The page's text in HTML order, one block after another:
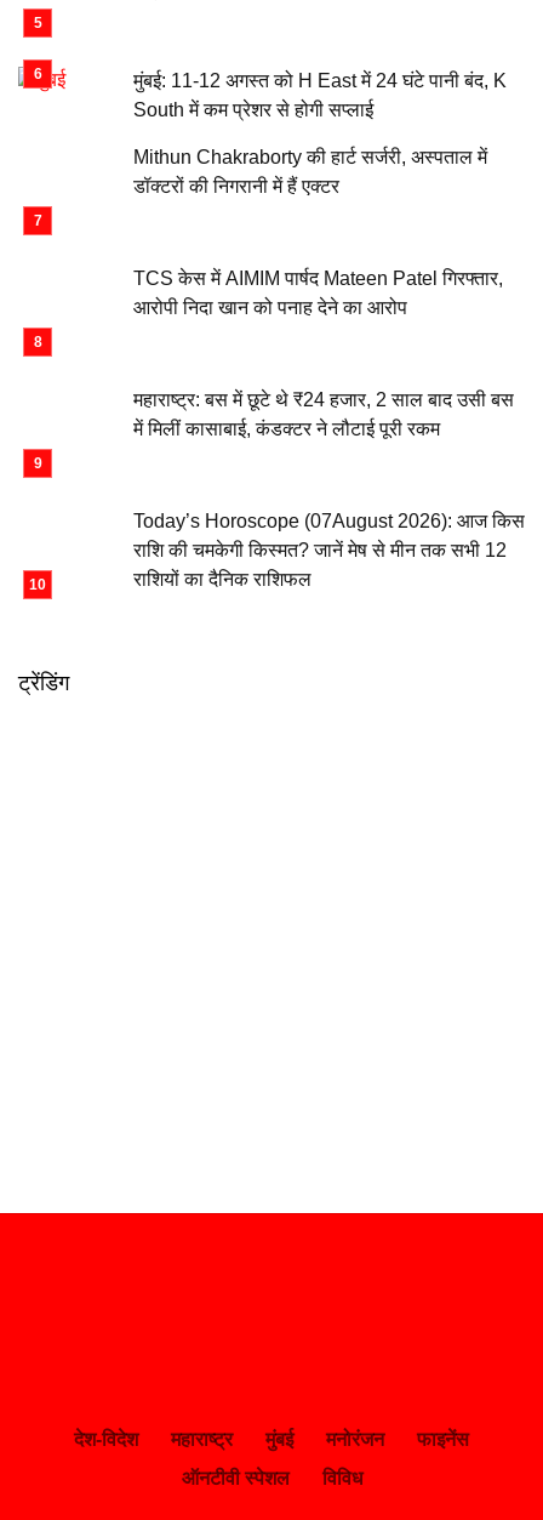
मुंबई: 11-12 अगस्त को H East में 24 घंटे पानी बंद, K
South में कम प्रेशर से होगी सप्लाई
Mithun Chakraborty की हार्ट सर्जरी, अस्पताल में
डॉक्टरों की निगरानी में हैं एक्टर
TCS केस में AIMIM पार्षद Mateen Patel गिरफ्तार,
आरोपी निदा खान को पनाह देने का आरोप
महाराष्ट्र: बस में छूटे थे ₹24 हजार, 2 साल बाद उसी बस
में मिलीं कासाबाई, कंडक्टर ने लौटाई पूरी रकम
Today’s Horoscope (07August 2026): आज किस
राशि की चमकेगी किस्मत? जानें मेष से मीन तक सभी 12
राशियों का दैनिक राशिफल
ट्रेंडिंग
देश-विदेश महाराष्ट्र मुंबई मनोरंजन
फाइनेंस
ऑनटीवी स्पेशल
विविध